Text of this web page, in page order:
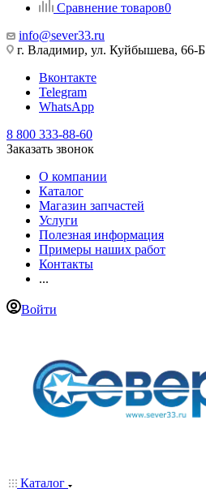
Сравнение товаров0
info@sever33.ru
г. Владимир, ул. Куйбышева, 66-Б
Вконтакте
Telegram
WhatsApp
8 800 333-88-60
Заказать звонок
О компании
Каталог
Магазин запчастей
Услуги
Полезная информация
Примеры наших работ
Контакты
...
Войти
Каталог